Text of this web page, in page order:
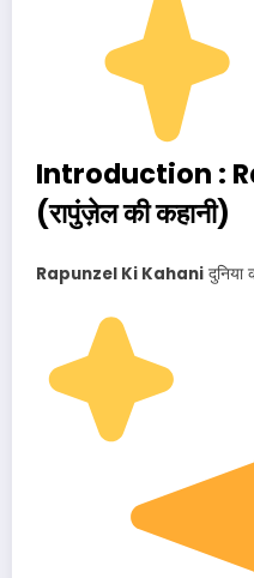
Introduction :
(रापुंज़ेल की कहानी)
Rapunzel Ki Kahani